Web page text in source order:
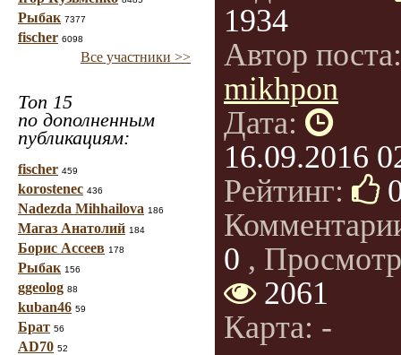
Рыбак 7377
fischer 6098
Все участники >>
Топ 15
по дополненным
публикациям:
fischer 459
korostenec 436
Nadezda Mihhailova 186
Магаз Анатолий 184
Борис Ассеев 178
Рыбак 156
ggeolog 88
kuban46 59
Брат 56
AD70 52
1934
Автор
mikhpon
Дата:
16.09.2016
Рейтинг:
0 ,
2061
Карта: -